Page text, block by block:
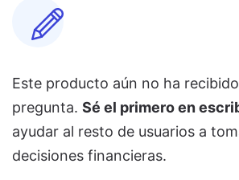
Este producto aún no ha
pregunta. Sé el primero en
ayudar al resto de usuarios a
decisiones financieras.